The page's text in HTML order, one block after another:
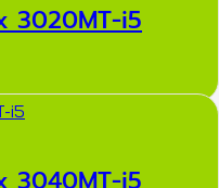
3020MT-i5